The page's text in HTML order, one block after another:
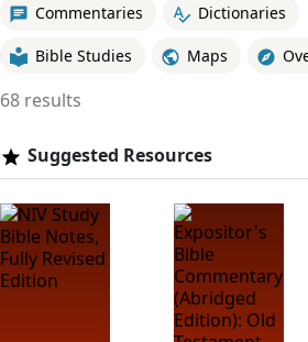
Commentaries Dictionaries
Bible Studies Maps
68 results
Suggested Resources